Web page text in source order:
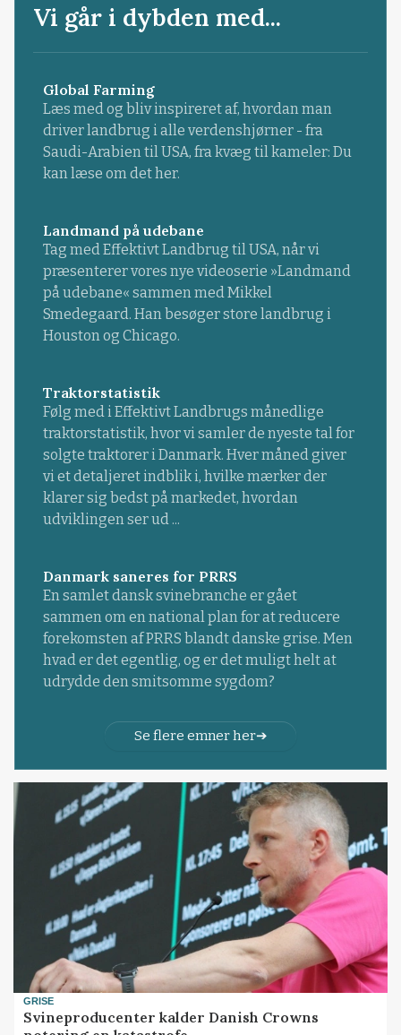
Vi går i dybden med...
Global Farming
Læs med og bliv inspireret af, hvordan man
driver landbrug i alle verdenshjørner - fra
Saudi-Arabien til USA, fra kvæg til kameler: Du
kan læse om det her.
Landmand på udebane
Tag med Effektivt Landbrug til USA, når vi
præsenterer vores nye videoserie »Landmand
på udebane« sammen med Mikkel
Smedegaard. Han besøger store landbrug i
Houston og Chicago.
Traktorstatistik
Følg med i Effektivt Landbrugs månedlige
traktorstatistik, hvor vi samler de nyeste tal for
solgte traktorer i Danmark. Hver måned giver
vi et detaljeret indblik i, hvilke mærker der
klarer sig bedst på markedet, hvordan
udviklingen ser ud ...
Danmark saneres for PRRS
En samlet dansk svinebranche er gået
sammen om en national plan for at reducere
forekomsten af PRRS blandt danske grise. Men
hvad er det egentlig, og er det muligt helt at
udrydde den smitsomme sygdom?
Se flere emner her
GRISE
Svineproducenter kalder Danish Crowns